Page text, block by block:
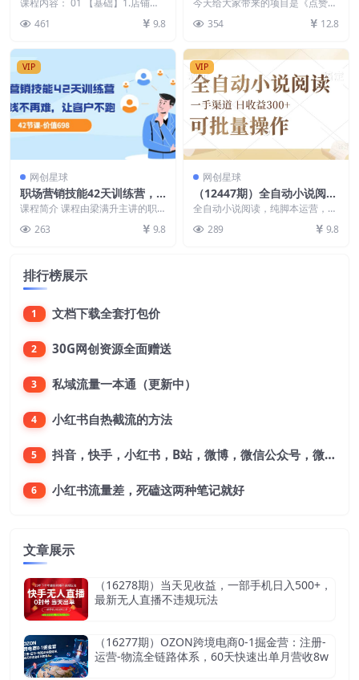
玩法/大模块（62节视频课）
课程内容： 01 【基础】1.店铺站
内店...
461 9.8
软件，小白也能轻松做爆款
今天给大家带来的项目是《点赞过
AI软件，小白也能轻...
354 12.8
VIP
网创星球
职场营销技能42天训练营，
让赚钱不再难，让客户不跑，
课程简介 课程由梁满升主讲的职
98元 课程包括成...
263 9.8
VIP
网创星球
（12447期）全自动小说阅
读，纯脚本运营，可批量操
作，时间自由，小白轻易上
手，日…
全自动小说阅读，纯脚本运营，可
手，日均收益300+
289 9.8
排行榜展示
1 文档下载全套打包价
2 30G网创资源全面赠送
3 私域流量一本通（更新中）
4 小红书自热截流的方法
5 抖音，快手，小红书，B站，微博，微信公众号，微信视频号。每一个平台，都是不一样的机会，对应不一样的赚钱思路
6 小红书流量差，死磕这两种笔记就好
文章展示
（16278期）当天见收益，一部手机日入500+，
最新无人直播不违规玩法
（16277期）OZON跨境电商0-1掘金营：注册-
运营-物流全链路体系，60天快速出单月营收8w